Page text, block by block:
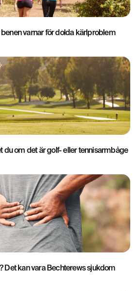
benen varnar för dolda kärlproblem
du om det är golf- eller tennisarmbåge
Det kan vara Bechterews sjukdom